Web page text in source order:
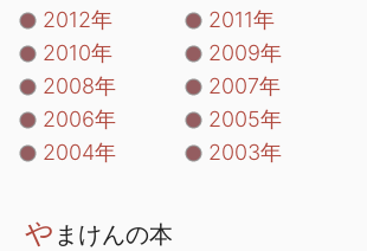
2012年
2011年
2010年
2009年
2008年
2007年
2006年
2005年
2004年
2003年
や まけんの本